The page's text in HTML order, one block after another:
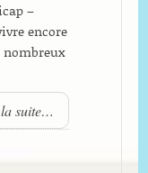
–
encore
nombreux
suite…